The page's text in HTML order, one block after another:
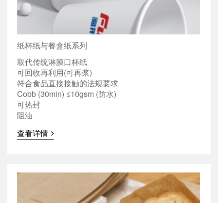
纸杯纸与餐盒纸系列
取代传统淋膜口杯纸
可回收再利用(可再浆)
符合食品直接接触的法规要求
Cobb (30min) ≤10gsm (防水)
可热封
阻油
查看详情